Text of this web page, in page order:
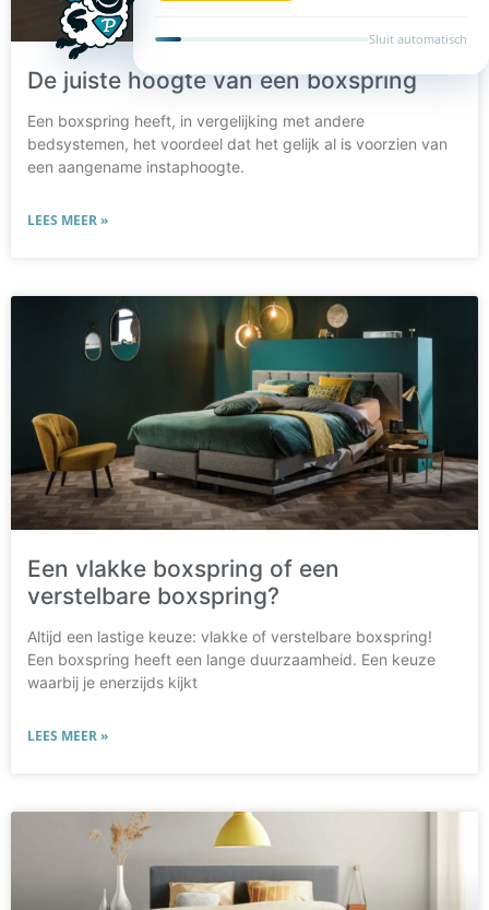
Sluit automatisch
De juiste hoogte van een boxspring
Een boxspring heeft, in vergelijking met andere
bedsystemen, het voordeel dat het gelijk al is voorzien van
een aangename instaphoogte.
LEES MEER »
Een vlakke boxspring of een
verstelbare boxspring?
Altijd een lastige keuze: vlakke of verstelbare boxspring!
Een boxspring heeft een lange duurzaamheid. Een keuze
waarbij je enerzijds kijkt
LEES MEER »